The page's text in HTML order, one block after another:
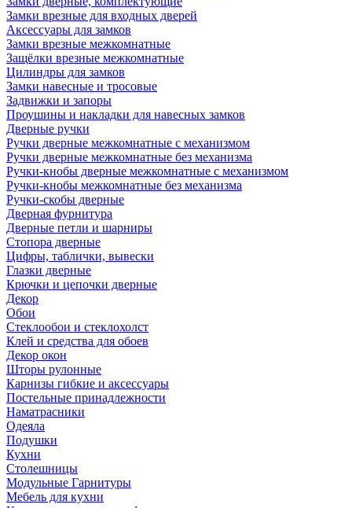
Замки врезные для входных дверей
Аксессуары для замков
Замки врезные межкомнатные
Защёлки врезные межкомнатные
Цилиндры для замков
Замки навесные и тросовые
Задвижки и запоры
Проушины и накладки для навесных замков
Дверные ручки
Ручки дверные межкомнатные с механизмом
Ручки дверные межкомнатные без механизма
Ручки-кнобы дверные межкомнатные с механизмом
Ручки-кнобы межкомнатные без механизма
Ручки-скобы дверные
Дверная фурнитура
Дверные петли и шарниры
Стопора дверные
Цифры, таблички, вывески
Глазки дверные
Крючки и цепочки дверные
Декор
Обои
Стеклообои и стеклохолст
Клей и средства для обоев
Декор окон
Шторы рулонные
Карнизы гибкие и аксессуары
Постельные принадлежности
Наматрасники
Одеяла
Подушки
Кухни
Столешницы
Модульные Гарнитуры
Мебель для кухни